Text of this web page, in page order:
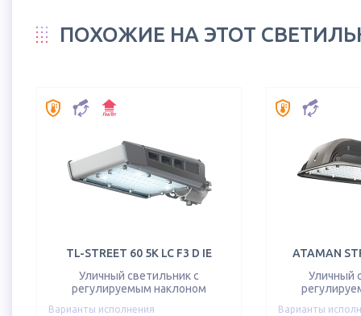
ПОХОЖИЕ НА ЭТОТ
TL-STREET 60 5K LC F3 D IE
Уличный светильник с
регулируемым наклоном
Варианты исполнения
ATAMAN
Уличный
Варианты